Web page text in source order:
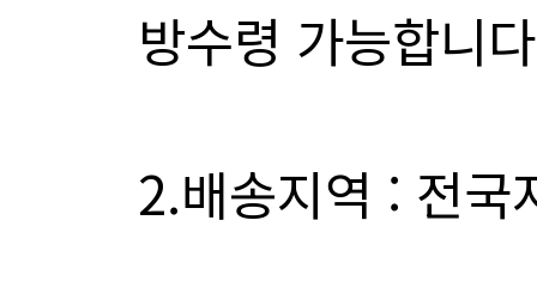
방수령 가능합니
2.배송지역 : 전국